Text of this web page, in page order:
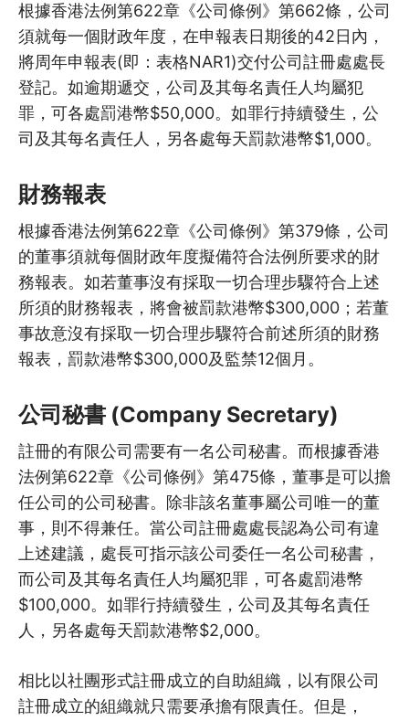
根據香港法例第622章《公司條例》第662條，公司
須就每一個財政年度，在申報表日期後的42日內，
將周年申報表(即：表格NAR1)交付公司註冊處處長
登記。如逾期遞交，公司及其每名責任人均屬犯
罪，可各處罰港幣$50,000。如罪行持續發生，公
司及其每名責任人，另各處每天罰款港幣$1,000。
財務報表
根據香港法例第622章《公司條例》第379條，公司
的董事須就每個財政年度擬備符合法例所要求的財
務報表。如若董事沒有採取一切合理步驟符合上述
所須的財務報表，將會被罰款港幣$300,000；若董
事故意沒有採取一切合理步驟符合前述所須的財務
報表，罰款港幣$300,000及監禁12個月。
公司秘書 (Company Secretary)
註冊的有限公司需要有一名公司秘書。而根據香港
法例第622章《公司條例》第475條，董事是可以擔
任公司的公司秘書。除非該名董事屬公司唯一的董
事，則不得兼任。當公司註冊處處長認為公司有違
上述建議，處長可指示該公司委任一名公司秘書，
而公司及其每名責任人均屬犯罪，可各處罰港幣
$100,000。如罪行持續發生，公司及其每名責任
人，另各處每天罰款港幣$2,000。
相比以社團形式註冊成立的自助組織，以有限公司
註冊成立的組織就只需要承擔有限責任。但是，
5.15 自助組織理想職員的聘請策略
5.16 組織職員招聘面試提問技巧
5.17 組織作為僱主常會忘記的事…
5.18 組織作為僱主常會忘記的事…
5.19
5.20 懲戒與申訴機制
5.21 處理衝突
5.22 組織領袖的不同領導風格
5.23 僱傭條例必修課(1)：終止僱…
6 互助實踐懶人包
6.1 社署資助計劃項目管理—互助…